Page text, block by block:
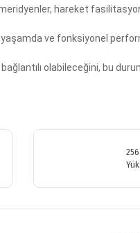
hareket
ve fonksiyonel
olabileceğini, bu
yorumu siz yapın!